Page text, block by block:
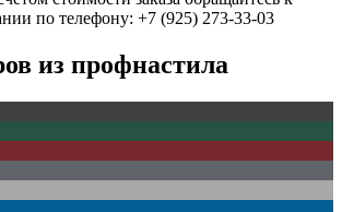
по телефону: +7 (925) 273-33-03
из профнастила